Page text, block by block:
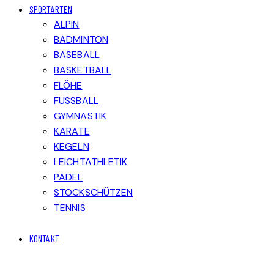
SPORTARTEN
ALPIN
BADMINTON
BASEBALL
BASKETBALL
FLÖHE
FUSSBALL
GYMNASTIK
KARATE
KEGELN
LEICHTATHLETIK
PADEL
STOCKSCHÜTZEN
TENNIS
KONTAKT